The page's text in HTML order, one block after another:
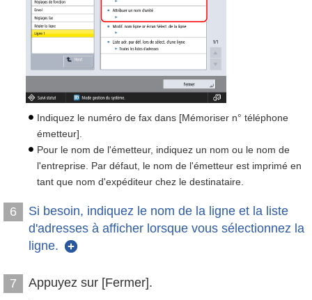
Indiquez le numéro de fax dans [Mémoriser n° téléphone
émetteur].
Pour le nom de l'émetteur, indiquez un nom ou le nom de
l'entreprise. Par défaut, le nom de l'émetteur est imprimé en
tant que nom d'expéditeur chez le destinataire.
6
Si besoin, indiquez le nom de la ligne et la liste
d'adresses à afficher lorsque vous sélectionnez la
ligne.
7 Appuyez sur [Fermer].